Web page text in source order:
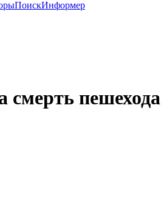
ПоискИнформер
смерть пешехода